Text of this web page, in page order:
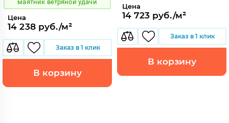
маятник ветряной удачи
Цена
14 238 руб./м²
Заказ в 1 клик
В корзину
Цена
14 723 руб./м²
Заказ в 1 клик
В корзину